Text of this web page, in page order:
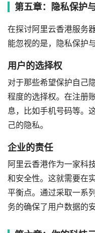
第五章：隐私保护
在探讨阿里云香港服务
能忽视的是，隐私保护
用户的选择权
对于那些希望保护自己
程度的选择权。在注册
息，比如手机号码等。
己的隐私。
企业的责任
阿里云香港作为一家科
和安全性。这就需要在
平衡点。通过采取一系
务的确保了用户数据的安